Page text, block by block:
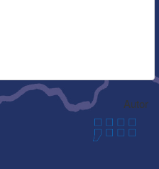
Autor